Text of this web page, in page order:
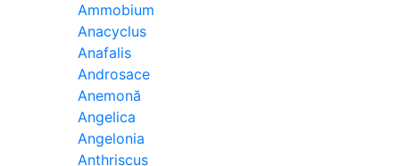
Ammobium
Anacyclus
Anafalis
Androsace
Anemonă
Angelica
Angelonia
Anthriscus